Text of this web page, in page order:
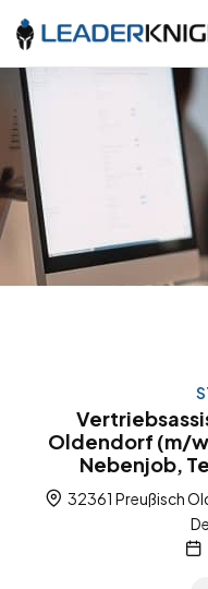
Oldendorf (m/
Nebenjob,
32361 Preußisch